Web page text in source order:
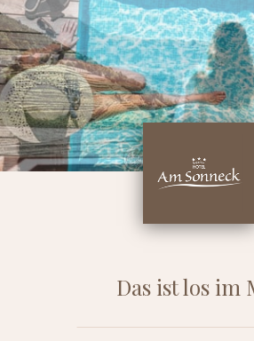
Das ist los im